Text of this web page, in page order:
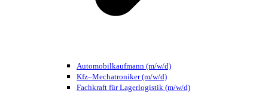
Automobilkaufmann (m/w/d)
Kfz–Mechatroniker (m/w/d)
Fachkraft für Lagerlogistik (m/w/d)